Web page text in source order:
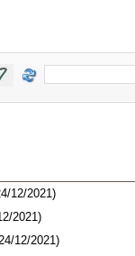
12/2021)
2021)
12/2021)